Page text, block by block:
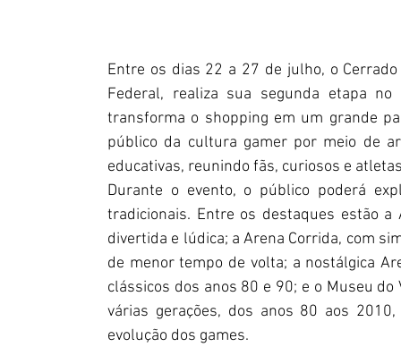
Entre os dias 22 a 27 de julho, o
Federal, realiza sua segunda etapa
transforma o shopping em um grande
público da cultura gamer por meio de
educativas, reunindo fãs, curiosos e
Durante o evento, o público poderá
tradicionais. Entre os destaques estão
divertida e lúdica; a Arena Corrida, com
de menor tempo de volta; a nostálgica
clássicos dos anos 80 e 90; e o Museu
várias gerações, dos anos 80 aos
evolução dos games.